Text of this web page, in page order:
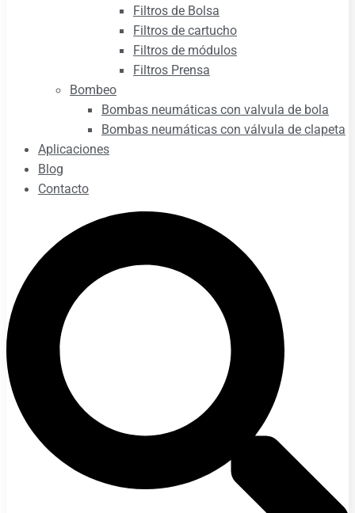
Filtros de Bolsa
Filtros de cartucho
Filtros de módulos
Filtros Prensa
Bombeo
Bombas neumáticas con valvula de bola
Bombas neumáticas con válvula de clapeta
Aplicaciones
Blog
Contacto